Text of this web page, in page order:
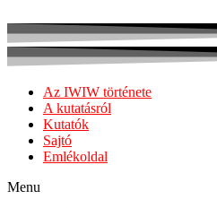
Az IWIW története
A kutatásról
Kutatók
Sajtó
Emlékoldal
Menu